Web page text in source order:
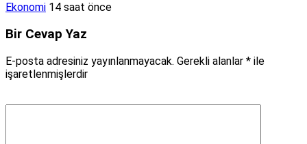
Ekonomi 14 saat önce
Bir Cevap Yaz
E-posta adresiniz yayınlanmayacak. Gerekli alanlar * ile
işaretlenmişlerdir